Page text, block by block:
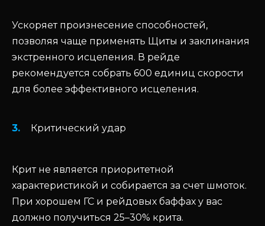
Ускоряет произнесение способностей,
позволяя чаще применять Щиты и заклинания
экстренного исцеления. В рейде
рекомендуется собрать 600 единиц скорости
для более эффективного исцеления.
Критический удар
Крит не является приоритетной
характеристикой и собирается за счет шмоток.
При хорошем ГС и рейдовых баффах у вас
должно получиться 25–30% крита.